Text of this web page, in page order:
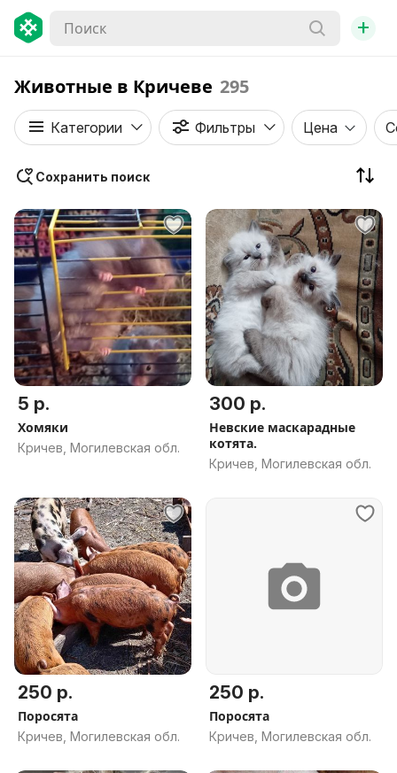
+
Животные в Кричеве 295
Категории Фильтры Цена
Сохранить поиск
5 р.
Хомяки
Кричев, Могилевская обл.
300 р.
Невские маскарадные
котята.
Кричев, Могилевская обл.
250 р.
Поросята
Кричев, Могилевская обл.
250 р.
Поросята
Кричев, Могилевская обл.